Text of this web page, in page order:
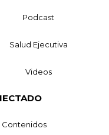
Podcast
Salud Ejecutiva
Videos
Contenidos